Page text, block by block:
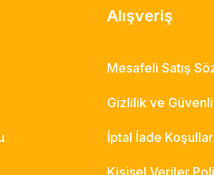
Alışveriş
Mesafeli Satış
Gizlilik ve
İptal İade
Kişisel Veriler